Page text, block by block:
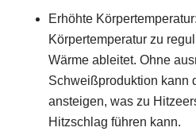
Erhöhte
Körpertemperatur zu
Wärme ableitet. Ohne
Schweißproduktion kann
ansteigen, was zu
Hitzschlag führen kann.